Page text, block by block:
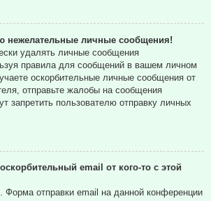
нежелательные личные сообщения!
удалять личные сообщения
правила для сообщений в вашем личном
оскорбительные личные сообщения от
отправьте жалобы на сообщения
запретить пользователю отправку личных
email от кого-то с этой
отправки email на данной конференции